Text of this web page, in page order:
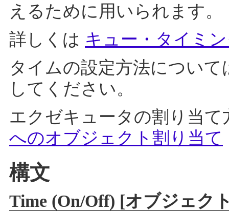
えるために用いられます。
詳しくは キュー・タイミ
タイムの設定方法について
してください。
エクゼキュータの割り当
へのオブジェクト割り当て
構文
Time (On/Off) [オブジェク